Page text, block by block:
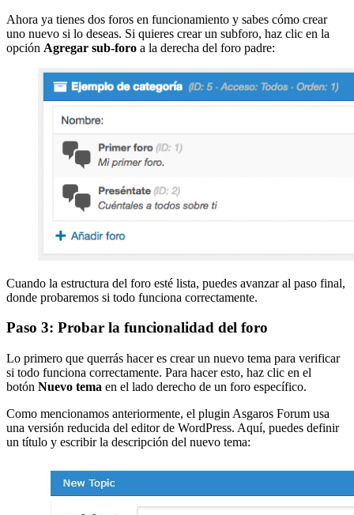
Ahora ya tienes dos foros en funcionamiento y sabes cómo crear
uno nuevo si lo deseas. Si quieres crear un subforo, haz clic en la
opción Agregar sub-foro a la derecha del foro padre:
Cuando la estructura del foro esté lista, puedes avanzar al paso final,
donde probaremos si todo funciona correctamente.
Paso 3: Probar la funcionalidad del foro
Lo primero que querrás hacer es crear un nuevo tema para verificar
si todo funciona correctamente. Para hacer esto, haz clic en el
botón Nuevo tema en el lado derecho de un foro específico.
Como mencionamos anteriormente, el plugin Asgaros Forum usa
una versión reducida del editor de WordPress. Aquí, puedes definir
un título y escribir la descripción del nuevo tema: